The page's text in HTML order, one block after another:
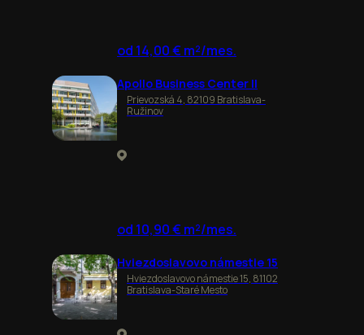
od 14,00 € m²/mes.
Apollo Business Center II
Prievozská 4, 82109 Bratislava-
Ružinov
od 10,90 € m²/mes.
Hviezdoslavovo námestie 15
Hviezdoslavovo námestie 15, 81102
Bratislava-Staré Mesto